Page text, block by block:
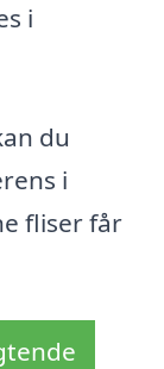
i
du
i
fliser får